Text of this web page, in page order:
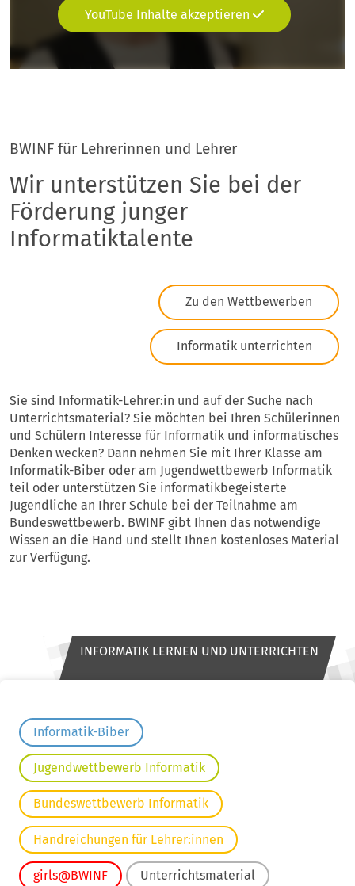
YouTube Inhalte akzeptieren
BWINF für Lehrerinnen und Lehrer
Wir unterstützen Sie bei der
Förderung junger
Informatiktalente
Zu den Wettbewerben
Informatik unterrichten
Sie sind Informatik-Lehrer:in und auf der Suche nach
Unterrichtsmaterial? Sie möchten bei Ihren Schülerinnen
und Schülern Interesse für Informatik und informatisches
Denken wecken? Dann nehmen Sie mit Ihrer Klasse am
Informatik-Biber oder am Jugendwettbewerb Informatik
teil oder unterstützen Sie informatikbegeisterte
Jugendliche an Ihrer Schule bei der Teilnahme am
Bundeswettbewerb. BWINF gibt Ihnen das notwendige
Wissen an die Hand und stellt Ihnen kostenloses Material
zur Verfügung.
INFORMATIK LERNEN UND UNTERRICHTEN
Informatik-Biber
Jugendwettbewerb Informatik
Bundeswettbewerb Informatik
Handreichungen für Lehrer:innen
girls@BWINF Unterrichtsmaterial